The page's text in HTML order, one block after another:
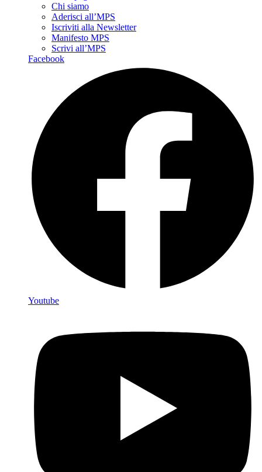
Chi siamo
Aderisci all’MPS
Iscriviti alla Newsletter
Manifesto MPS
Scrivi all’MPS
Facebook
Youtube